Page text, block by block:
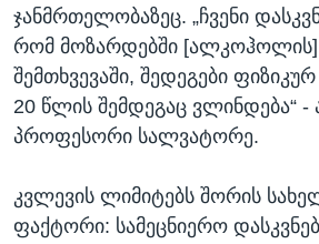
ჯანმრთელობაზეც. „ჩვენი
რომ მოზარდებში [ალკოჰოლის]
შემთხვევაში, შედეგები
20 წლის შემდეგაც ვლინდება“ -
პროფესორი სალვატორე.
კვლევის ლიმიტებს შორის
ფაქტორი: სამეცნიერო